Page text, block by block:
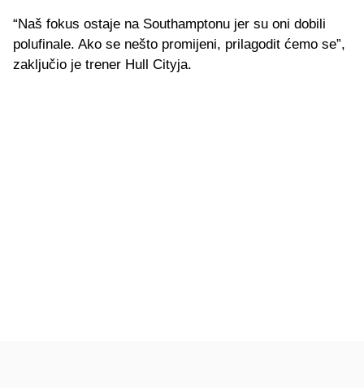
“Naš fokus ostaje na Southamptonu jer su oni dobili
polufinale. Ako se nešto promijeni, prilagodit ćemo se”,
zaključio je trener Hull Cityja.